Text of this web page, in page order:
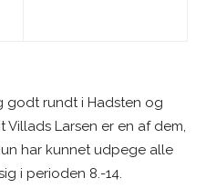
godt rundt i Hadsten og
Larsen er en af dem,
har kunnet udpege alle
i perioden 8.-14.